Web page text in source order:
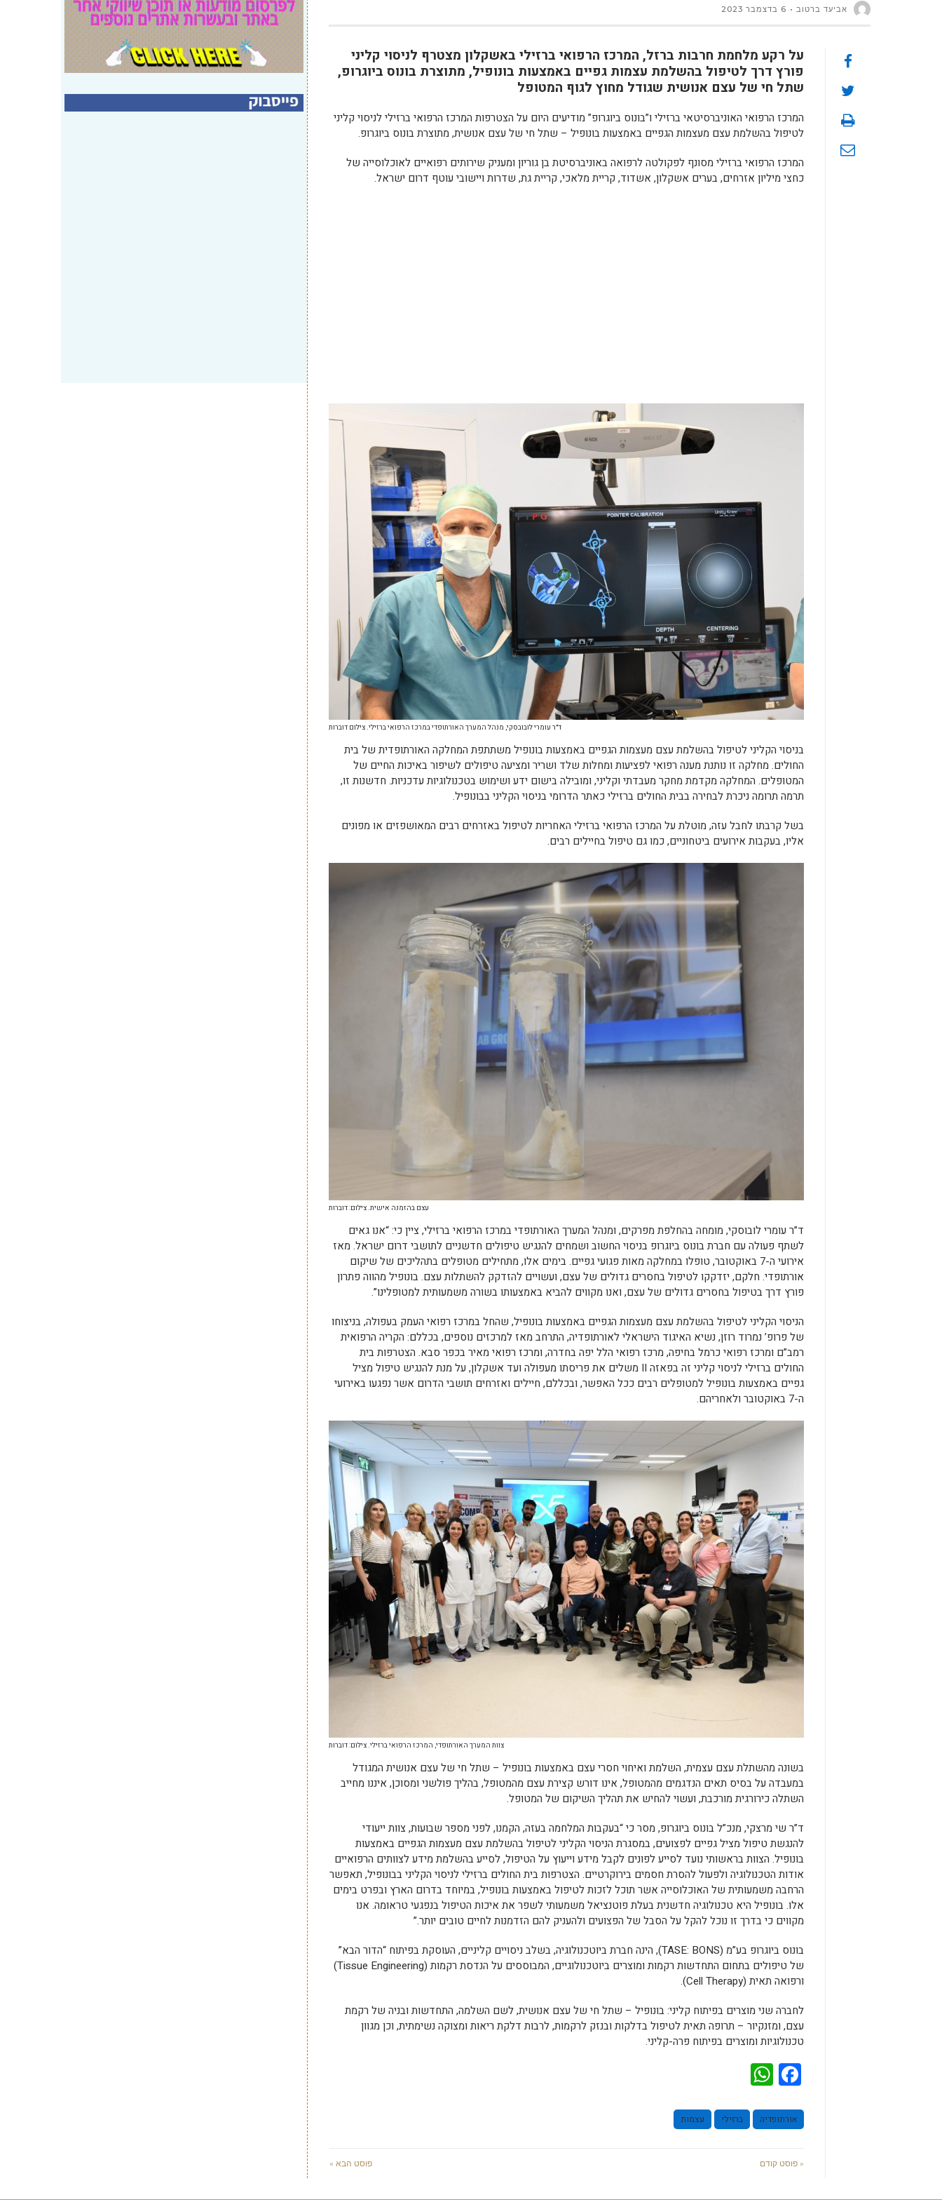
אביעד ברטוב 6 בדצמבר 2023
על רקע מלחמת חרבות ברזל, המרכז הרפואי ברזילי באשקלון מצטרף לניסוי קליני
פורץ דרך לטיפול בהשלמת עצמות גפיים באמצעות בונופיל, מתוצרת בונוס ביוגרופ,
שתל חי של עצם אנושית שגודל מחוץ לגוף המטופל
המרכז הרפואי האוניברסיטאי ברזילי ו”בונוס ביוגרופ” מודיעים היום על הצטרפות המרכז הרפואי ברזילי לניסוי קליני
לטיפול בהשלמת עצם מעצמות הגפיים באמצעות בונופיל – שתל חי של עצם אנושית, מתוצרת בונוס ביוגרופ.
המרכז הרפואי ברזילי מסונף לפקולטה לרפואה באוניברסיטת בן גוריון ומעניק שירותים רפואיים לאוכלוסייה של
כחצי מיליון אזרחים, בערים אשקלון, אשדוד, קריית מלאכי, קריית גת, שדרות ויישובי עוטף דרום ישראל.
ד״ר עומרי לובובסקי, מנהל המערך האורתופדי במרכז הרפואי ברזילי. צילום דוברות
בניסוי הקליני לטיפול בהשלמת עצם מעצמות הגפיים באמצעות בונופיל משתתפת המחלקה האורתופדית של בית
החולים. מחלקה זו נותנת מענה רפואי לפציעות ומחלות שלד ושריר ומציעה טיפולים לשיפור באיכות החיים של
המטופלים. המחלקה מקדמת מחקר מעבדתי וקליני, ומובילה בישום ידע ושימוש בטכנולוגיות עדכניות. חדשנות זו,
תרמה תרומה ניכרת לבחירה בבית החולים ברזילי כאתר הדרומי בניסוי הקליני בבונופיל.
בשל קרבתו לחבל עזה, מוטלת על המרכז הרפואי ברזילי האחריות לטיפול באזרחים רבים המאושפזים או מפונים
אליו, בעקבות אירועים ביטחוניים, כמו גם טיפול בחיילים רבים.
עצם בהזמנה אישית. צילום: דוברות
ד”ר עומרי לובוסקי, מומחה בהחלפת מפרקים, ומנהל המערך האורתופדי במרכז הרפואי ברזילי, ציין כי: “אנו גאים
לשתף פעולה עם חברת בונוס ביוגרופ בניסוי החשוב ושמחים להנגיש טיפולים חדשניים לתושבי דרום ישראל. מאז
אירועי ה-7 באוקטובר, טופלו במחלקה מאות פגועי גפיים. בימים אלו, מתחילים מטופלים בתהליכים של שיקום
אורתופדי. חלקם, יזדקקו לטיפול בחסרים גדולים של עצם, ועשויים להזדקק להשתלות עצם. בונופיל מהווה פתרון
פורץ דרך בטיפול בחסרים גדולים של עצם, ואנו מקווים להביא באמצעותו בשורה משמעותית למטופלינו”.
הניסוי הקליני לטיפול בהשלמת עצם מעצמות הגפיים באמצעות בונופיל, שהחל במרכז רפואי העמק בעפולה, בניצוחו
של פרופ’ נמרוד רוזן, נשיא האיגוד הישראלי לאורתופדיה, התרחב מאז למרכזים נוספים, בכללם: הקריה הרפואית
רמב”ם ומרכז רפואי כרמל בחיפה, מרכז רפואי הלל יפה בחדרה, ומרכז רפואי מאיר בכפר סבא. הצטרפות בית
החולים ברזילי לניסוי קליני זה בפאזה II משלים את פריסתו מעפולה ועד אשקלון, על מנת להנגיש טיפול מציל
גפיים באמצעות בונופיל למטופלים רבים ככל האפשר, ובכללם, חיילים ואזרחים תושבי הדרום אשר נפגעו באירועי
ה-7 באוקטובר ולאחריהם.
צוות המערך האורתופדי, המרכז הרפואי ברזילי. צילום: דוברות
בשונה מהשתלת עצם עצמית, השלמת ואיחוי חסרי עצם באמצעות בונופיל – שתל חי של עצם אנושית המגודל
במעבדה על בסיס תאים הנדגמים מהמטופל, אינו דורש קצירת עצם מהמטופל, בהליך פולשני ומסוכן, איננו מחייב
השתלה כירורגית מורכבת, ועשוי להחיש את תהליך השיקום של המטופל.
ד”ר שי מרצקי, מנכ”ל בונוס ביוגרופ, מסר כי “בעקבות המלחמה בעזה, הקמנו, לפני מספר שבועות, צוות ייעודי
להנגשת טיפול מציל גפיים לפצועים, במסגרת הניסוי הקליני לטיפול בהשלמת עצם מעצמות הגפיים באמצעות
בונופיל. הצוות בראשותי נועד לסייע לפונים לקבל מידע וייעוץ על הטיפול, לסייע בהשלמת מידע לצוותים הרפואיים
אודות הטכנולוגיה ולפעול להסרת חסמים בירוקרטיים. הצטרפות בית החולים ברזילי לניסוי הקליני בבונופיל, תאפשר
הרחבה משמעותית של האוכלוסייה אשר תוכל לזכות לטיפול באמצעות בונופיל, במיוחד בדרום הארץ ובפרט בימים
אלו. בונופיל היא טכנולוגיה חדשנית בעלת פוטנציאל משמעותי לשפר את איכות הטיפול בנפגעי טראומה. אנו
מקווים כי בדרך זו נוכל להקל על הסבל של הפצועים ולהעניק להם הזדמנות לחיים טובים יותר.”
בונוס ביוגרופ בע”מ (TASE: BONS), הינה חברת ביוטכנולוגיה, בשלב ניסויים קליניים, העוסקת בפיתוח “הדור הבא”
של טיפולים בתחום התחדשות רקמות ומוצרים ביוטכנולוגיים, המבוססים על הנדסת רקמות (Tissue Engineering)
ורפואה תאית (Cell Therapy).
לחברה שני מוצרים בפיתוח קליני: בונופיל – שתל חי של עצם אנושית, לשם השלמה, התחדשות ובניה של רקמת
עצם, ומזנקיור – תרופה תאית לטיפול בדלקות ובנזק לרקמות, לרבות דלקת ריאות ומצוקה נשימתית, וכן מגוון
טכנולוגיות ומוצרים בפיתוח פרה-קליני.
Facebook
אורתופדיה ברזילי עצמות
« פוסט קודם פוסט הבא »